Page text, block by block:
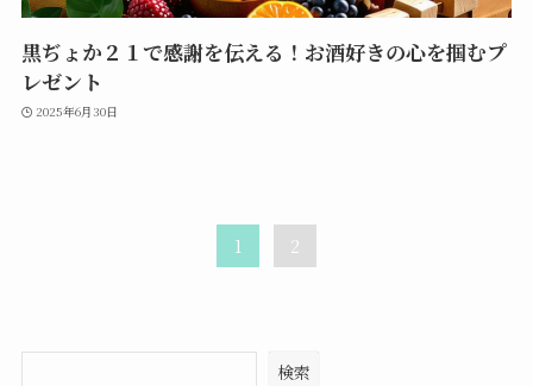
黒ぢょか２１で感謝を伝える！お酒好きの心を掴むプ
レゼント
2025年6月30日
1 2
検索